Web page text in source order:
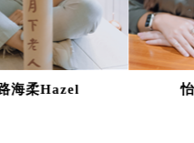
怡文Evonne